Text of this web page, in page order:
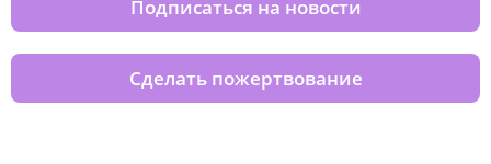
Подписаться на новости
Сделать пожертвование